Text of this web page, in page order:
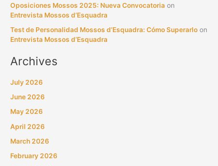
Oposiciones Mossos 2025: Nueva Convocatoria on
Entrevista Mossos d’Esquadra
Test de Personalidad Mossos d’Esquadra: Cómo Superarlo on
Entrevista Mossos d’Esquadra
Archives
July 2026
June 2026
May 2026
April 2026
March 2026
February 2026